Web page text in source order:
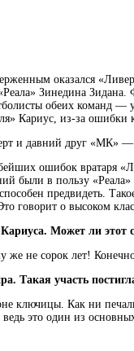
оказался
Зинедина
обеих
Кариус, из-за ошибки
и давний друг
ошибок вратаря
были в пользу
предвидеть.
говорит о высоком
Может ли этот
не сорок лет!
Такая участь
Как ни
это один из